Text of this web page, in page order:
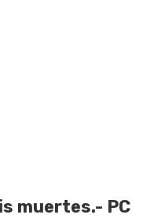
muertes.- PC